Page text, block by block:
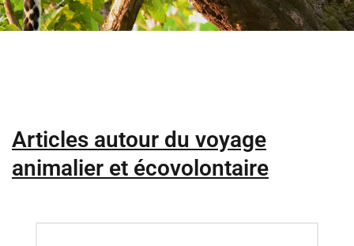
Articles autour du voyage
animalier et écovolontaire